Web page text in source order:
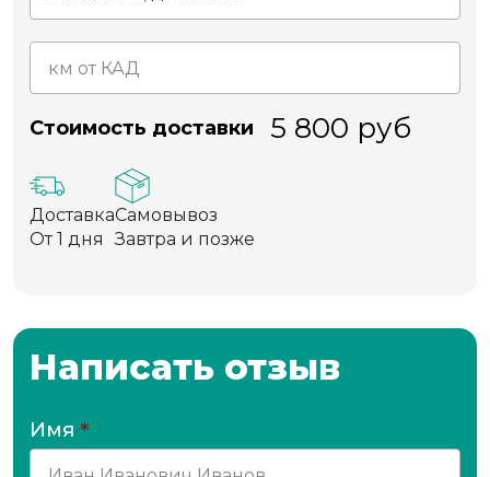
Стоимость доставки 5 800 руб
Доставка
От 1 дня
Самовывоз
Завтра и позже
Написать отзыв
Имя *